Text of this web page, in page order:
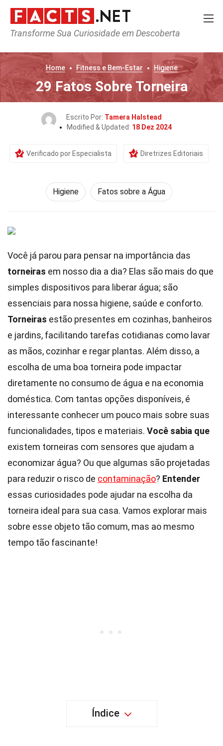
Transforme Sua Curiosidade em Descoberta
Home Fitness e Bem-Estar Higiene
29 Fatos Sobre Torneira
Escrito Por: Tamera Halstead
Modified & Updated: 18 Dez 2024
Verificado por Especialista Diretrizes Editoriais
Higiene Fatos sobre a Água
Você já parou para pensar na importância das
torneiras em nosso dia a dia? Elas são mais do que
simples dispositivos para liberar água; são
essenciais para nossa higiene, saúde e conforto.
Torneiras estão presentes em cozinhas, banheiros
e jardins, facilitando tarefas cotidianas como lavar
as mãos, cozinhar e regar plantas. Além disso, a
escolha de uma boa torneira pode impactar
diretamente no consumo de água e na economia
doméstica. Com tantas opções disponíveis, é
interessante conhecer um pouco mais sobre suas
funcionalidades, tipos e materiais. Você sabia que
existem torneiras com sensores que ajudam a
economizar água? Ou que algumas são projetadas
para reduzir o risco de contaminação? Entender
essas curiosidades pode ajudar na escolha da
torneira ideal para sua casa. Vamos explorar mais
sobre esse objeto tão comum, mas ao mesmo
tempo tão fascinante!
Índice